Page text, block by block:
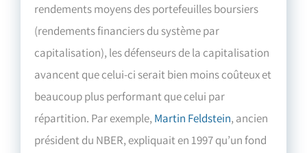
rendements moyens des portefeuilles boursiers
(rendements financiers du système par
capitalisation), les défenseurs de la capitalisation
avancent que celui-ci serait bien moins coûteux et
beaucoup plus performant que celui par
répartition. Par exemple,Martin Feldstein, ancien
président du NBER, expliquait en 1997 qu’un fond